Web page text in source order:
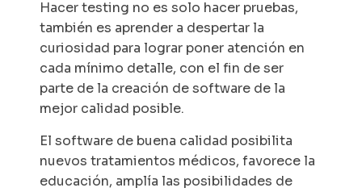
Hacer testing no es solo hacer pruebas,
también es aprender a despertar la
curiosidad para lograr poner atención en
cada mínimo detalle, con el fin de ser
parte de la creación de software de la
mejor calidad posible.
El software de buena calidad posibilita
nuevos tratamientos médicos, favorece la
educación, amplía las posibilidades de